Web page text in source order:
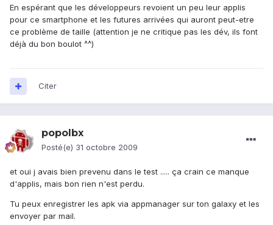
En espérant que les développeurs revoient un peu leur applis
pour ce smartphone et les futures arrivées qui auront peut-etre
ce problème de taille (attention je ne critique pas les dév, ils font
déjà du bon boulot ^^)
Citer
popolbx
Posté(e) 31 octobre 2009
et oui j avais bien prevenu dans le test ..... ça crain ce manque
d'applis, mais bon rien n'est perdu.
Tu peux enregistrer les apk via appmanager sur ton galaxy et les
envoyer par mail.